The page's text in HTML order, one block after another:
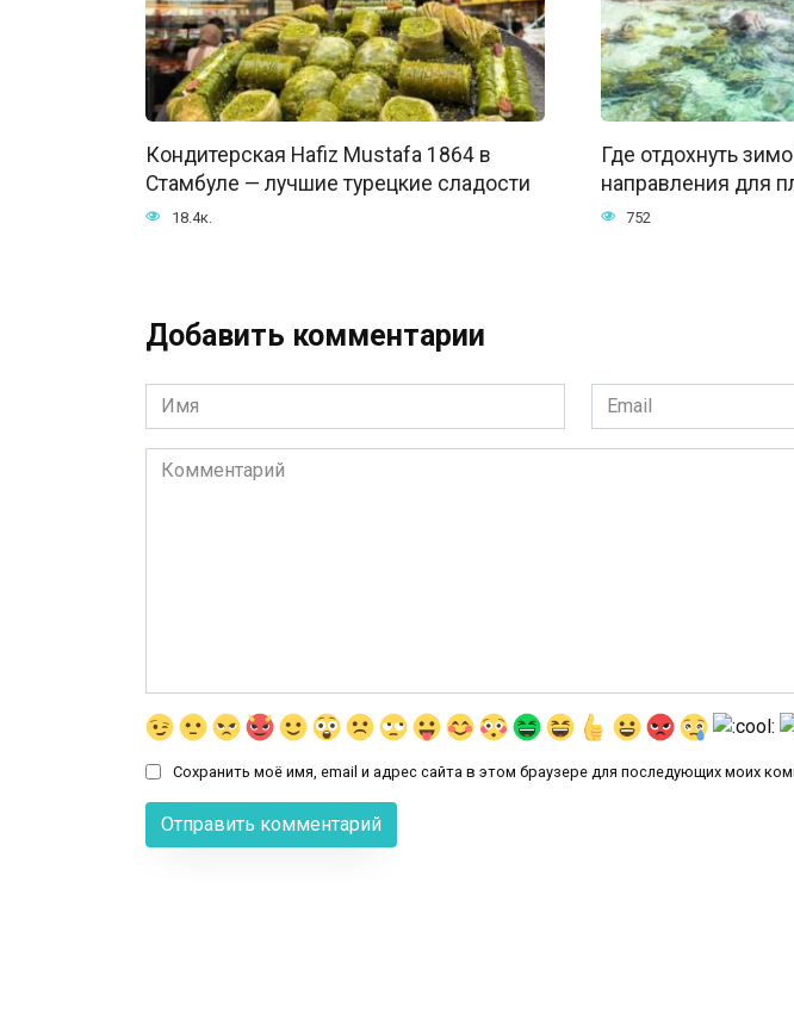
Кондитерская Hafiz Mustafa 1864 в
Стамбуле — лучшие турецкие сладости
18.4к.
Где отдохнуть
направления для
752
Добавить комментарии
Имя
*
Email
*
Комментарий
Сохранить моё имя, email и адрес сайта в этом браузере для последующих моих